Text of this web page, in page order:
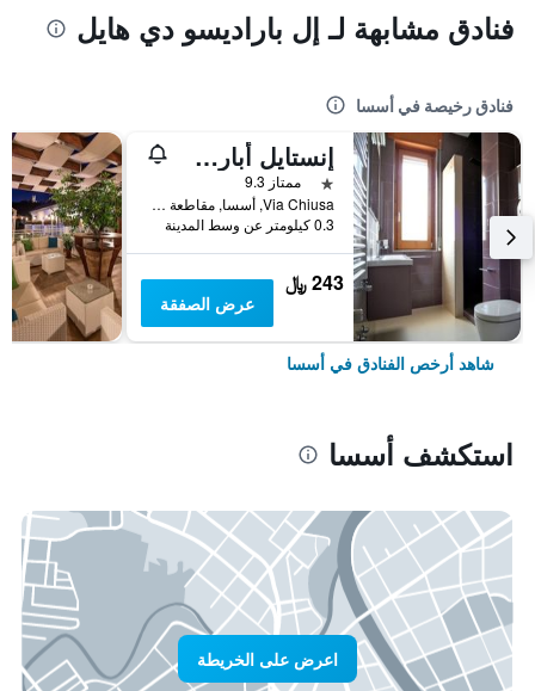
فنادق مشابهة لـ إل باراديسو دي هايل
فنادق رخيصة في أسسا
إنستايل أبارت هوتل
نجمة واحدة
ممتاز 9.3
Via Chiusa, أسسا, مقاطعة ساليرنو, إيطاليا
0.3 كيلومتر عن وسط المدينة
243 ﷼
عرض الصفقة
شاهد أرخص الفنادق في أسسا
استكشف أسسا
اعرض على الخريطة